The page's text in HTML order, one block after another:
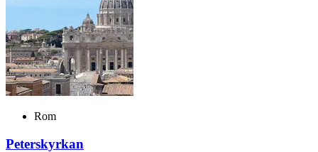
Rom
Peterskyrkan